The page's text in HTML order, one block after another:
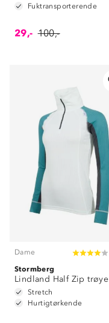
Fuktransporterende
29,- 100,-
Dame
Stormberg
Lindland Half Zip trøye
Stretch
Hurtigtørkende
Om Stormberg
Verdigrunnlag